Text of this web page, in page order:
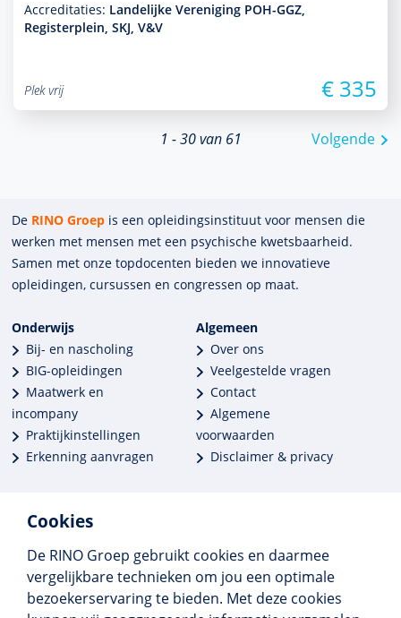
Cookies
De RINO Groep gebruikt cookies en daarmee
vergelijkbare technieken om jou een optimale
bezoekerservaring te bieden. Met deze cookies
Accreditaties: Landelijke Vereniging POH-GGZ,
Registerplein, SKJ, V&V
Plek vrij € 335
1 - 30 van 61 Volgende
De RINO Groep is een opleidings­insti­tuut voor mensen die
werken met mensen met een psychische kwets­baar­heid.
Samen met onze top­docenten bieden we innova­tieve
opleidingen, cursussen en congres­sen op maat.
Onderwijs
Bij- en nascholing
BIG-opleidingen
Maatwerk en
incompany
Praktijkinstellingen
Erkenning aanvragen
Algemeen
Over ons
Veelgestelde vragen
Contact
Algemene
voorwaarden
Disclaimer & privacy
Meer dan 250 opleidingen
Alle BIG-opleidingen in huis
Cedeo-erkend en CRKBO-geregistreerd